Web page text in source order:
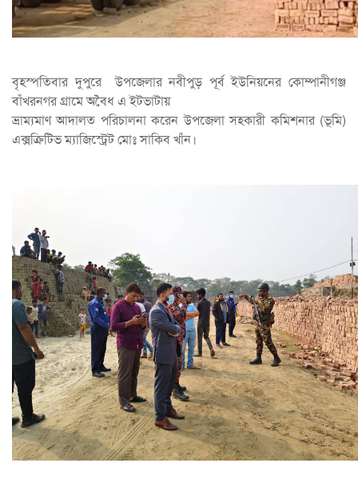
বৃহস্পতিবার দুপুরে উপজেলার নবীপুড় পূর্ব ইউনিয়নের কোম্পানীগঞ্জ
বাঁখরনগর গ্রামে অবৈধ এ ইটভাটায়
ভ্রাম্যমাণ আদালত পরিচালনা করেন উপজেলা সহকারী কমিশনার (ভূমি)
এক্সক্রিটিভ ম্যাজিস্ট্রেট মোঃ সাকিব খাঁন।